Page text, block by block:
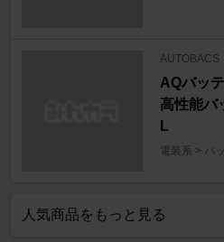
AUTOBACS
AQバッ
高性能バ
L
電装系 > バ
人気商品をもっと見る